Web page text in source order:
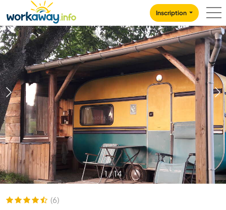
CONTENT
MAIN NAVIGATION
Inscription
1/14
(6)